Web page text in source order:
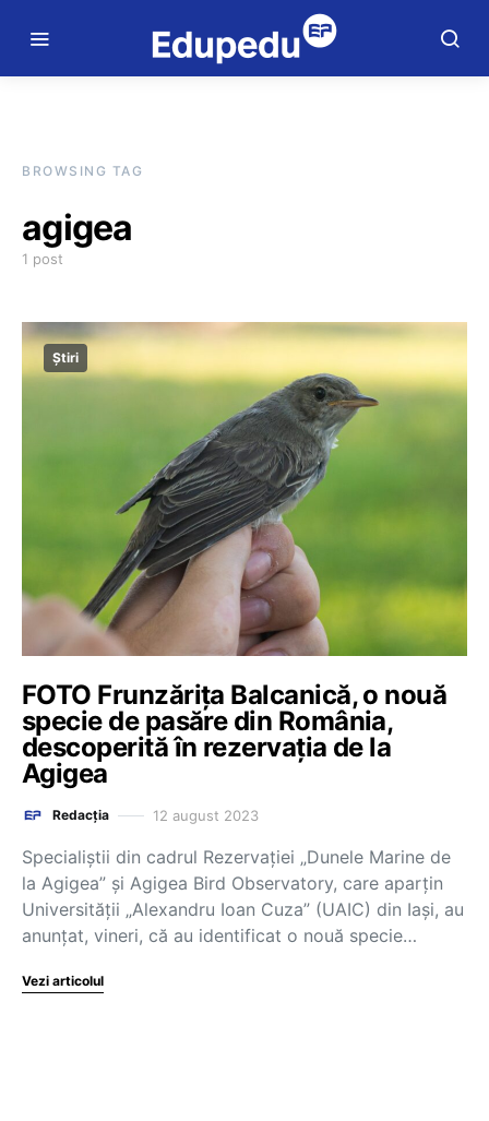
BROWSING TAG
agigea
1 post
Știri
FOTO Frunzărița Balcanică, o nouă
specie de pasăre din România,
descoperită în rezervația de la
Agigea
Redacția 12 august 2023
Specialiştii din cadrul Rezervaţiei „Dunele Marine de
la Agigea” şi Agigea Bird Observatory, care aparţin
Universităţii „Alexandru Ioan Cuza” (UAIC) din Iaşi, au
anunţat, vineri, că au identificat o nouă specie…
Vezi articolul